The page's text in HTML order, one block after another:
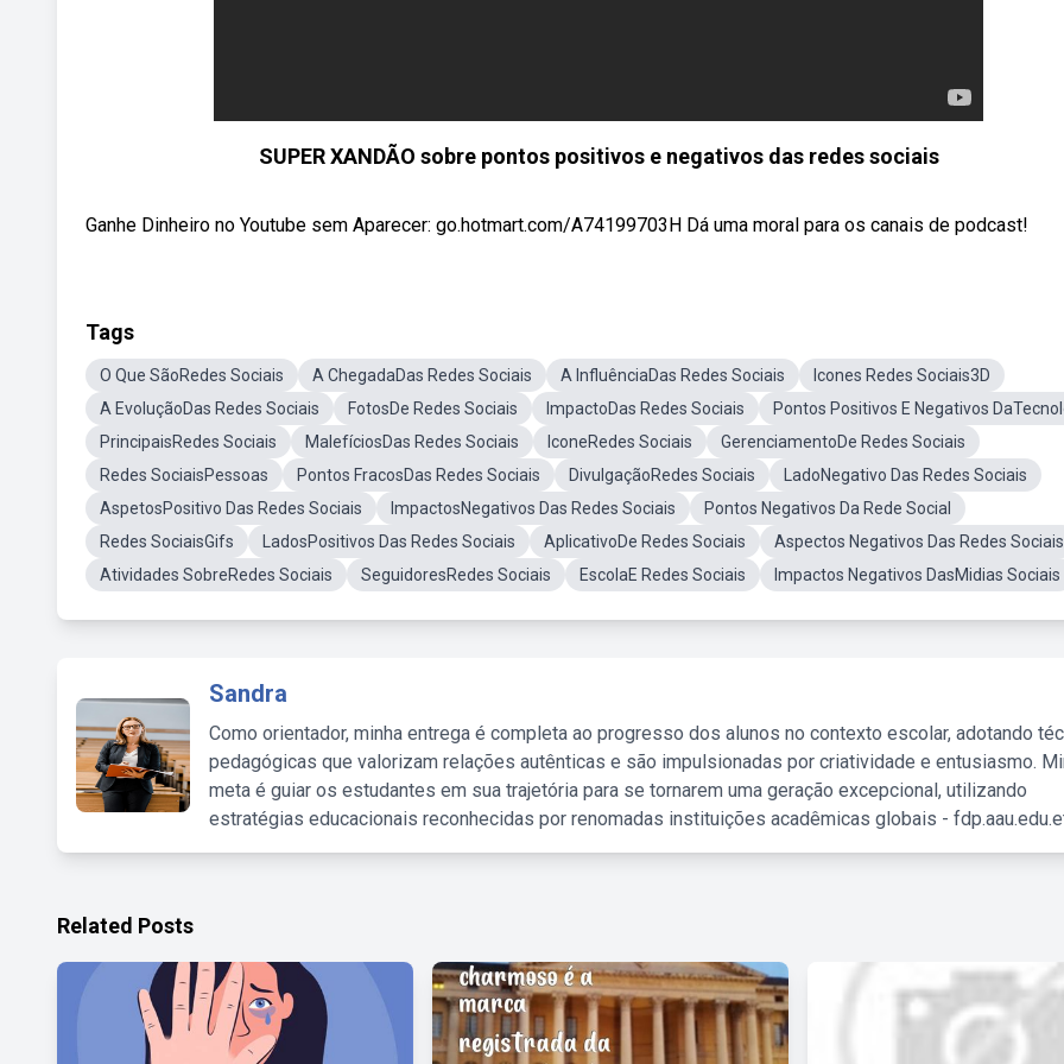
SUPER XANDÃO sobre pontos positivos e negativos das redes sociais
Ganhe Dinheiro no Youtube sem Aparecer: go.hotmart.com/A74199703H Dá uma moral para os canais de podcast!
Tags
O Que SãoRedes Sociais A ChegadaDas Redes Sociais A InfluênciaDas Redes Sociais
Icones Redes Sociais3D
A EvoluçãoDas Redes Sociais
FotosDe Redes Sociais ImpactoDas Redes Sociais
Pontos Positivos E Negativos
PrincipaisRedes Sociais
MalefíciosDas Redes Sociais IconeRedes Sociais
GerenciamentoDe Redes Sociais
Redes SociaisPessoas
Pontos FracosDas Redes Sociais DivulgaçãoRedes Sociais
LadoNegativo Das Redes Sociais
AspetosPositivo Das Redes Sociais
ImpactosNegativos Das Redes Sociais
Pontos Negativos Da Rede Social
Redes SociaisGifs
LadosPositivos Das Redes Sociais AplicativoDe Redes Sociais
Aspectos Negativos Das Redes Sociais
Atividades SobreRedes Sociais
SeguidoresRedes Sociais EscolaE Redes Sociais Impactos Negativos DasMidias Sociais
Sandra
Como orientador, minha entrega é completa ao progresso dos alunos no contexto escolar, adotando
pedagógicas que valorizam relações autênticas e são impulsionadas por criatividade e entusiasmo.
meta é guiar os estudantes em sua trajetória para se tornarem uma geração excepcional, utilizando
estratégias educacionais reconhecidas por renomadas instituições acadêmicas globais -
Related Posts